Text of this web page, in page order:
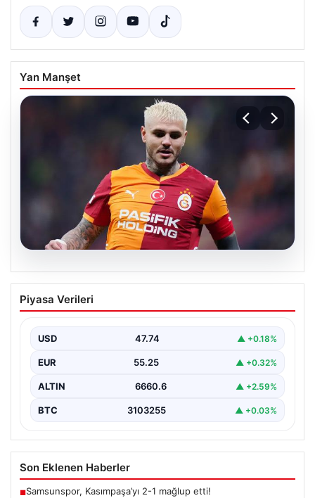
Yan Manşet
07.08.2026
Mauro Icardi ile Galatasaray arasındaki
aşk tamamen bitti!
Piyasa Verileri
USD 47.74 ▲ +0.18%
EUR 55.25 ▲ +0.32%
ALTIN 6660.6 ▲ +2.59%
BTC 3103255 ▲ +0.03%
Son Eklenen Haberler
■Samsunspor, Kasımpaşa’yı 2-1 mağlup etti!